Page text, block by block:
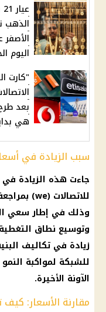
الذهب
اليوم
هي
سبب الزيادة في
جاءت هذه الزيادة في
للاتصالات (we) بمراجعة تكاليف التشغيل وصيانة
وذلك في إطار سعي
وتوسيع نطاق
زيادة في تكاليف
للشبكة لمواكبة
الآونة الأخيرة.
مقارنة الأسعار: كيف